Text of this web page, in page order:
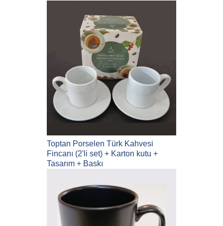
Toptan Porselen Türk Kahvesi
Fincanı (2'li set) + Karton kutu +
Tasarım + Baskı